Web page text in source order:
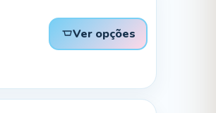
Ver opções